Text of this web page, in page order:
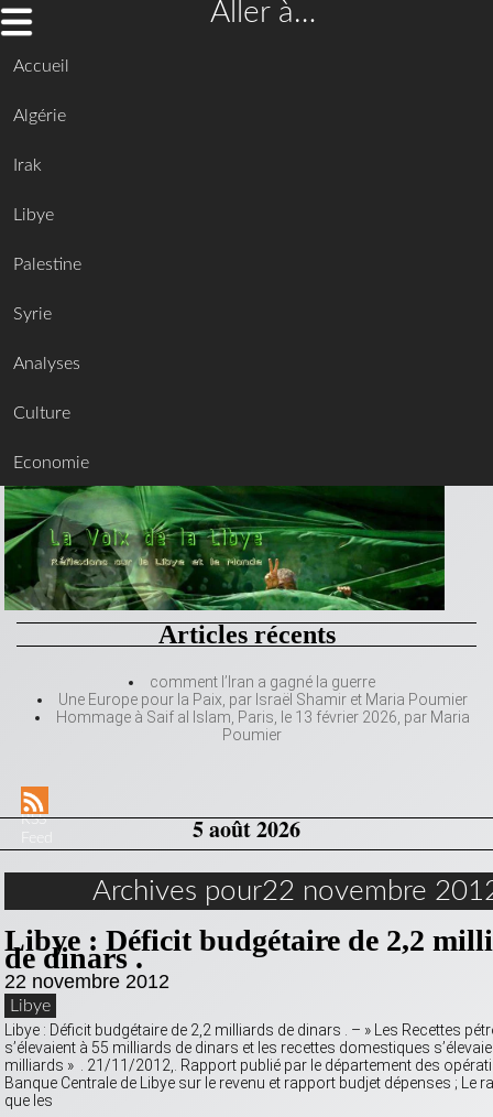
Aller à…
Accueil
Algérie
Irak
Libye
Palestine
Syrie
Analyses
Culture
Economie
Articles récents
comment l’Iran a gagné la guerre
Une Europe pour la Paix, par Israël Shamir et Maria Poumier
Hommage à Saif al Islam, Paris, le 13 février 2026, par Maria
Poumier
RSS
5 août 2026
Archives pour22 novembre
Libye : Déficit budgétaire de 2,2
de dinars .
22 novembre 2012
Libye
Libye : Déficit budgétaire de 2,2 milliards de dinars . – » Les Recettes
s’élevaient à 55 milliards de dinars et les recettes domestiques
milliards » . 21/11/2012,. Rapport publié par le département des
Banque Centrale de Libye sur le revenu et rapport budjet dépenses ; Le
que les